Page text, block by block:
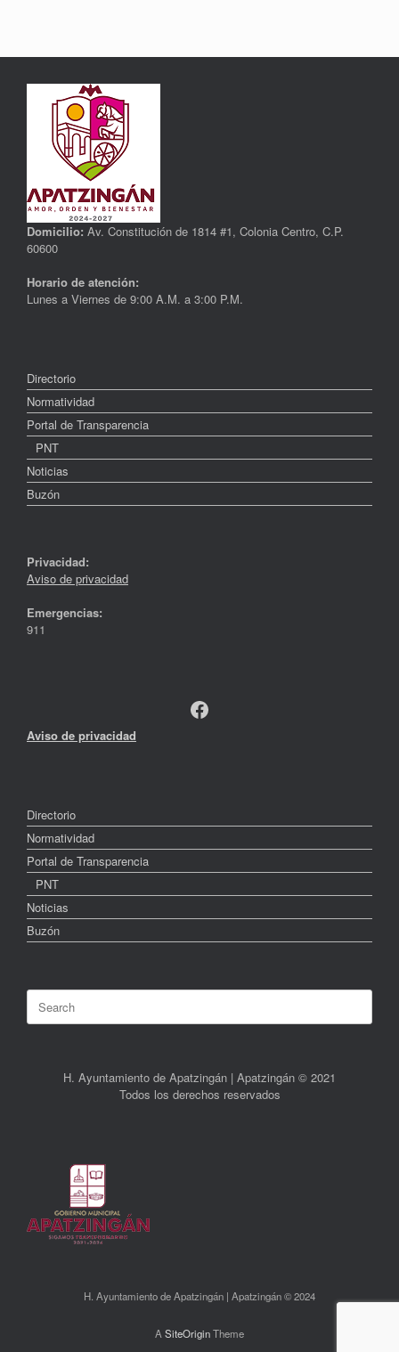
Domicilio: Av. Constitución de 1814 #1, Colonia Centro, C.P.
60600
Horario de atención:
Lunes a Viernes de 9:00 A.M. a 3:00 P.M.
Directorio
Normatividad
Portal de Transparencia
PNT
Noticias
Buzón
Privacidad:
Aviso de privacidad
Emergencias:
911
Facebook
Aviso de privacidad
Directorio
Normatividad
Portal de Transparencia
PNT
Noticias
Buzón
Search
for:
H. Ayuntamiento de Apatzingán | Apatzingán © 2021
Todos los derechos reservados
H. Ayuntamiento de Apatzingán | Apatzingán © 2024
ASiteOriginTheme